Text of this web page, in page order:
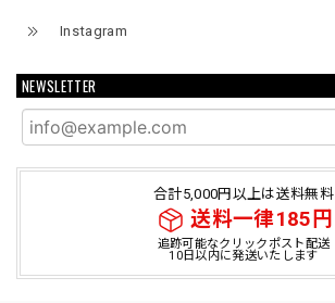
Instagram
NEWSLETTER
合計5,000円以上は送料無料
送料一律185円
追跡可能なクリックポスト配送
10日以内に発送いたします